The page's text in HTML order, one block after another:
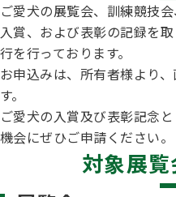
沿革
JKCの歴史
ディスクロージャー（情報
血統証明書・所有者名義変
子犬の申請について
DNA登録
FCIインターナショナルドッ
チャンピオンについて(ド
ロイヤルカナンアワードにつ
キーワードラリー2025
ジュニアハンドラーとは
自由研究<犬について詳し
愛犬飼育管理士
トリマー
犬の健康管理手帳について
ご愛犬の展覧会、訓練競技
入賞、および表彰の記録を
行を行っております。
お申込みは、所有者様より
す。
ご愛犬の入賞及び表彰記念
機会にぜひご申請ください。
対象展